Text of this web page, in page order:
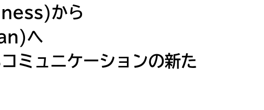
から
へ
ミュニケーションの新た